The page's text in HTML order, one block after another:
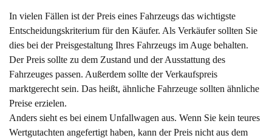
In vielen Fällen ist der Preis eines Fahrzeugs das wichtigste
Entscheidungskriterium für den Käufer. Als Verkäufer sollten Sie
dies bei der Preisgestaltung Ihres Fahrzeugs im Auge behalten.
Der Preis sollte zu dem Zustand und der Ausstattung des
Fahrzeuges passen. Außerdem sollte der Verkaufspreis
marktgerecht sein. Das heißt, ähnliche Fahrzeuge sollten ähnliche
Preise erzielen.
Anders sieht es bei einem Unfallwagen aus. Wenn Sie kein teures
Wertgutachten angefertigt haben, kann der Preis nicht aus dem